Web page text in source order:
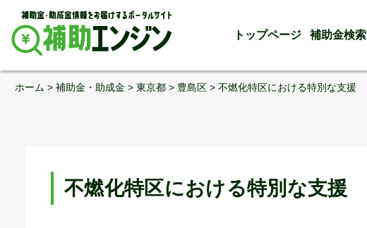
Skip
トップページ 補助金検索
ホーム > 補助金・助成金 > 東京都 > 豊島区 > 不燃化特区における特別な支援
不燃化特区における特別な支援